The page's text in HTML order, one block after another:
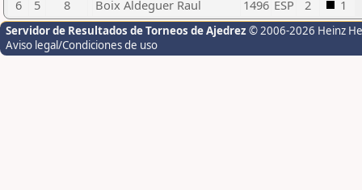
6
5 8 Boix Aldeguer Raul 1496 ESP 2 1
Servidor de Resultados de Torneos de Ajedrez © 2006-2026 Heinz
Aviso legal/Condiciones de uso